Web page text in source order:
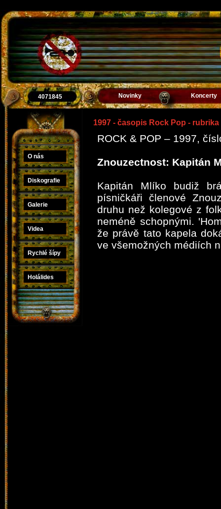
4071845 Novinky Koncerty
O nás
Diskografie
Galerie
Videa
Rychlé šípy
Holálides
1997 - časopis Rock Pop -
ROCK & POP – 1997,
Znouzectnost: Kapitán
Kapitán Mlíko budiž
písničkáři členové
druhu než kolegové z
neméně schopnými.
že právě tato kapela
ve všemožných médiích